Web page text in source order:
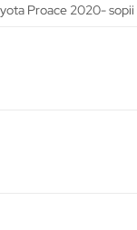
Proace 2020-